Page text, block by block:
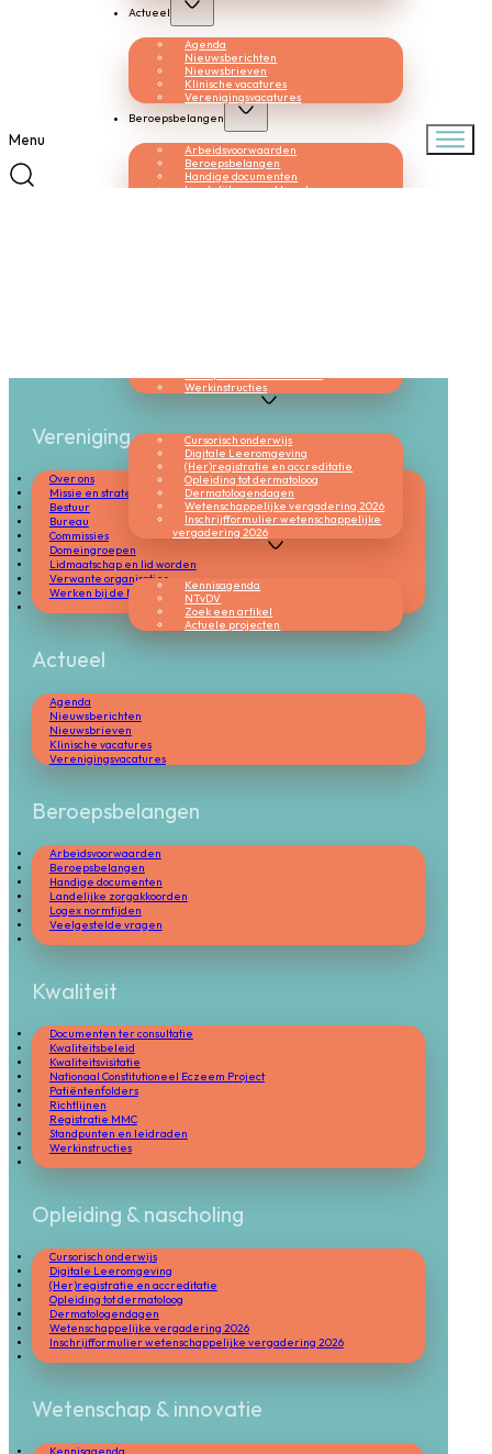
Actueel
Agenda
Nieuwsberichten
Nieuwsbrieven
Klinische vacatures
Verenigingsvacatures
Beroepsbelangen
Arbeidsvoorwaarden
Beroepsbelangen
Handige documenten
Landelijke zorgakkoorden
Werkinstructies
Cursorisch onderwijs
Digitale Leeromgeving
(Her)registratie en accreditatie
Opleiding tot dermatoloog
Dermatologendagen
Wetenschappelijke vergadering 2026
Inschrijfformulier wetenschappelijke
vergadering 2026
Wetenschap & innovatie
Kennisagenda
NTvDV
Zoek een artikel
Actuele projecten
Menu
Vereniging
Over ons
Missie en strategie
Bestuur
Bureau
Commissies
Domeingroepen
Lidmaatschap en lid worden
Verwante organisaties
Werken bij de NVDV
Actueel
Agenda
Nieuwsberichten
Nieuwsbrieven
Klinische vacatures
Verenigingsvacatures
Beroepsbelangen
Arbeidsvoorwaarden
Beroepsbelangen
Handige documenten
Landelijke zorgakkoorden
Logex normtijden
Veelgestelde vragen
Kwaliteit
Documenten ter consultatie
Kwaliteitsbeleid
Kwaliteitsvisitatie
Nationaal Constitutioneel Eczeem Project
Patiëntenfolders
Richtlijnen
Registratie MMC
Standpunten en leidraden
Werkinstructies
Opleiding & nascholing
Cursorisch onderwijs
Digitale Leeromgeving
(Her)registratie en accreditatie
Opleiding tot dermatoloog
Dermatologendagen
Wetenschappelijke vergadering 2026
Inschrijfformulier wetenschappelijke vergadering 2026
Wetenschap & innovatie
Kennisagenda